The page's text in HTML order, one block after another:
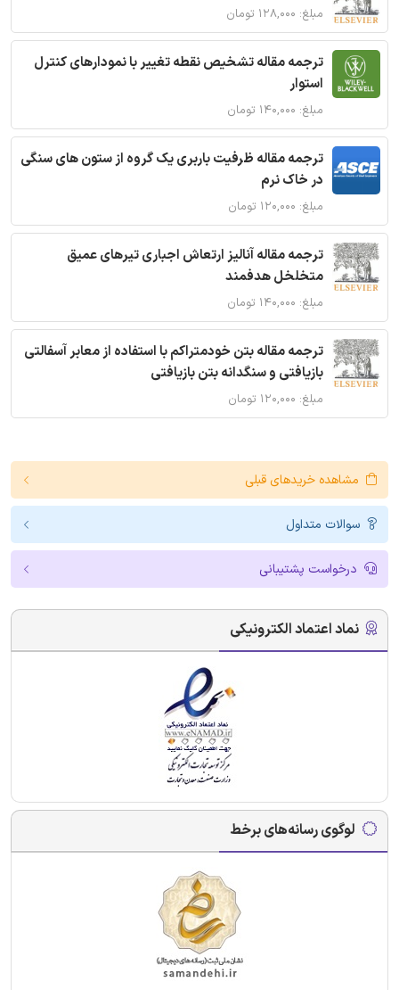
مبلغ: ۱۲۸,۰۰۰ تومان
ترجمه مقاله تشخیص نقطه تغییر با نمودارهای کنترل
استوار
مبلغ: ۱۴۰,۰۰۰ تومان
ترجمه مقاله ظرفیت باربری یک گروه از ستون های سنگی
در خاک نرم
مبلغ: ۱۲۰,۰۰۰ تومان
ترجمه مقاله آنالیز ارتعاش اجباری تیرهای عمیق
متخلخل هدفمند
مبلغ: ۱۴۰,۰۰۰ تومان
ترجمه مقاله بتن خودمتراکم با استفاده از معابر آسفالتی
بازیافتی و سنگدانه بتن بازیافتی
مبلغ: ۱۲۰,۰۰۰ تومان
مشاهده خریدهای قبلی
سوالات متداول
درخواست پشتیبانی
نماد اعتماد الکترونیکی
لوگوی رسانه‌های برخط